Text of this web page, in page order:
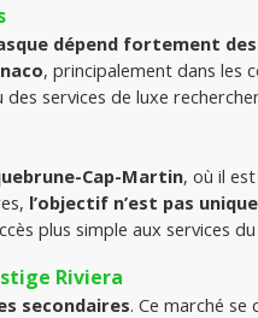
dépend fortement
, principalement dans les
services de luxe
Cap-Martin, où il
l’objectif n’est pas
plus simple aux services
Riviera
secondaires. Ce marché se